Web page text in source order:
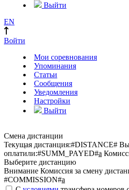
Выйти
EN
Войти
Мои соревнования
Упоминания
Статьи
Сообщения
Уведомления
Настройки
Выйти
Смена дистанции
Текущая дистанция:#DISTANCE#
оплатили:#SUMM_PAYED#a
Выберите дистанцию
Внимание Комиссия за смену
#COMMISSION#a